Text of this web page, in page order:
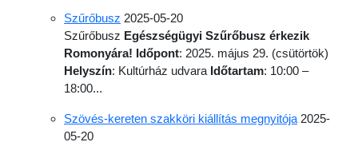
Szűrőbusz 2025-05-20
Szűrőbusz Egészségügyi Szűrőbusz érkezik
Romonyára! Időpont: 2025. május 29. (csütörtök)
Helyszín: Kultúrház udvara Időtartam: 10:00 –
18:00...
Szövés-kereten szakköri kiállítás megnyitója 2025-
05-20